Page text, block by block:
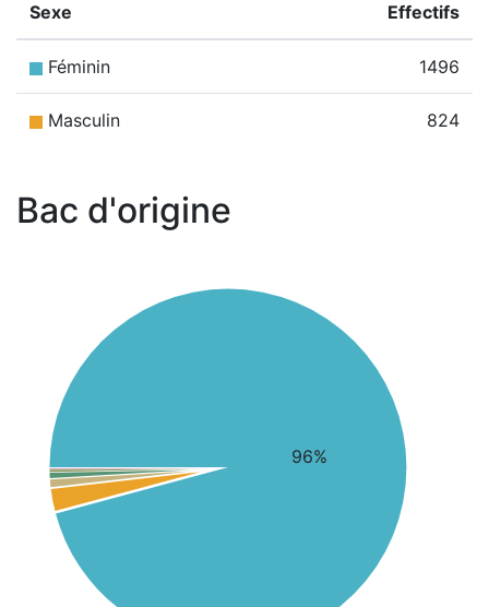
Sexe Effectifs
Féminin 1496
Masculin 824
Bac d'origine
96%